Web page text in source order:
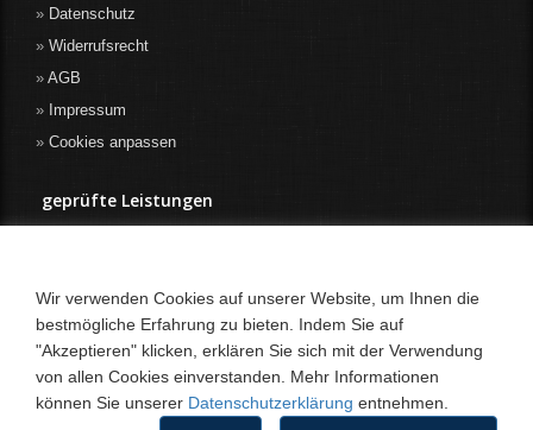
Datenschutz
Widerrufsrecht
AGB
Impressum
Cookies anpassen
geprüfte Leistungen
Wir verwenden Cookies auf unserer Website, um Ihnen die
bestmögliche Erfahrung zu bieten. Indem Sie auf
"Akzeptieren" klicken, erklären Sie sich mit der Verwendung
von allen Cookies einverstanden. Mehr Informationen
können Sie unserer Datenschutzerklärung entnehmen.